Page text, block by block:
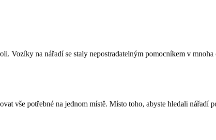
Vozíky na nářadí se staly nepostradatelným pomocníkem v
vše potřebné na jednom místě. Místo toho, abyste hledali nářadí